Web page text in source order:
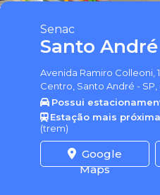
Senac
Santo André
Avenida Ramiro Colleoni,
Centro, Santo André - SP,
Possui
Estação mais
(trem)
Google
Maps